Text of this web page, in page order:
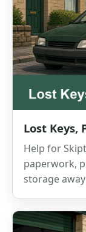
Lost Keys,
Help for
paperwork,
storage